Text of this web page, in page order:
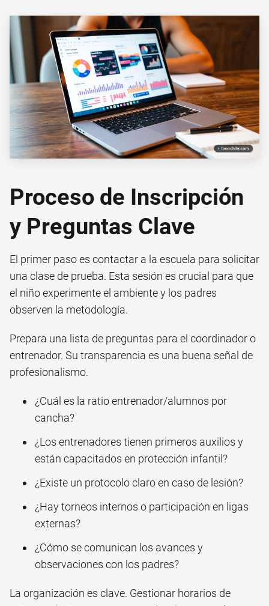
Proceso de Inscripción
y Preguntas Clave
El primer paso es contactar a la escuela para solicitar
una clase de prueba. Esta sesión es crucial para que
el niño experimente el ambiente y los padres
observen la metodología.
Prepara una lista de preguntas para el coordinador o
entrenador. Su transparencia es una buena señal de
profesionalismo.
¿Cuál es la ratio entrenador/alumnos por
cancha?
¿Los entrenadores tienen primeros auxilios y
están capacitados en protección infantil?
¿Existe un protocolo claro en caso de lesión?
¿Hay torneos internos o participación en ligas
externas?
¿Cómo se comunican los avances y
observaciones con los padres?
La organización es clave. Gestionar horarios de